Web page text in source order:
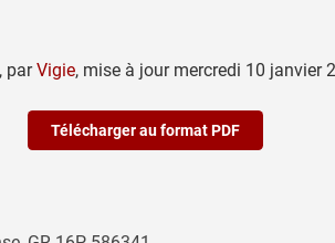
, parVigie, mise à jour mercredi 10 janvier
Télécharger au format PDF